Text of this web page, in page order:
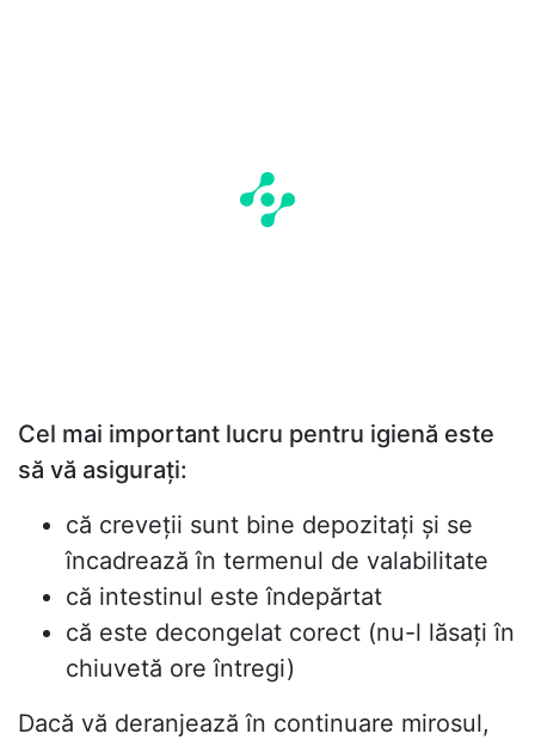
Cel mai important lucru pentru igienă este
să vă asigurați:
că creveții sunt bine depozitați și se
încadrează în termenul de valabilitate
că intestinul este îndepărtat
că este decongelat corect (nu-l lăsați în
chiuvetă ore întregi)
Dacă vă deranjează în continuare mirosul,